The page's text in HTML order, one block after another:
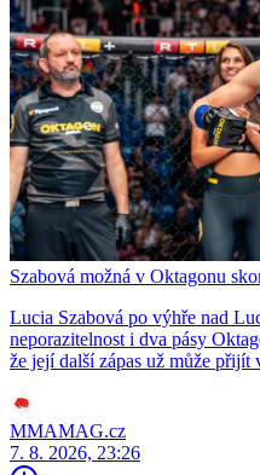
Szabová možná v Oktagonu
Lucia Szabová po výhře nad
neporazitelnost i dva pásy
že její další zápas už může přijít
MMAMAG.cz
7. 8. 2026, 23:26